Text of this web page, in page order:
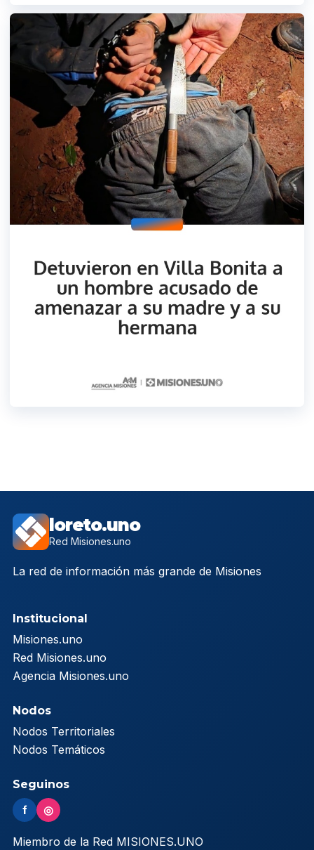
loreto.uno
Red Misiones.uno
La red de información más grande de Misiones
Institucional
Misiones.uno
Red Misiones.uno
Agencia Misiones.uno
Nodos
Nodos Territoriales
Nodos Temáticos
Seguinos
f ◎
Miembro de la Red MISIONES.UNO